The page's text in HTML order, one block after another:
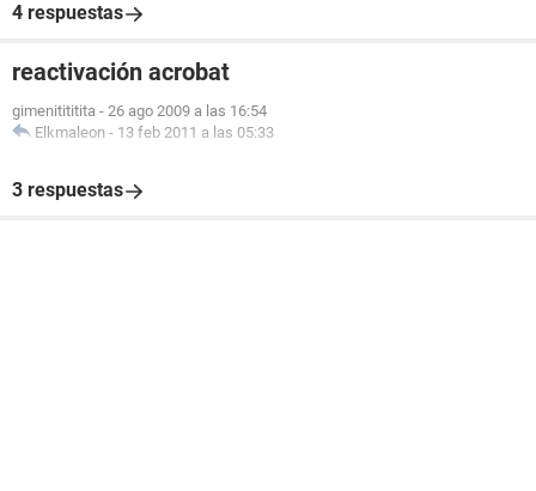
4 respuestas
reactivación acrobat
gimenitititita - 26 ago 2009 a las 16:54
Elkmaleon - 13 feb 2011 a las 05:33
3 respuestas